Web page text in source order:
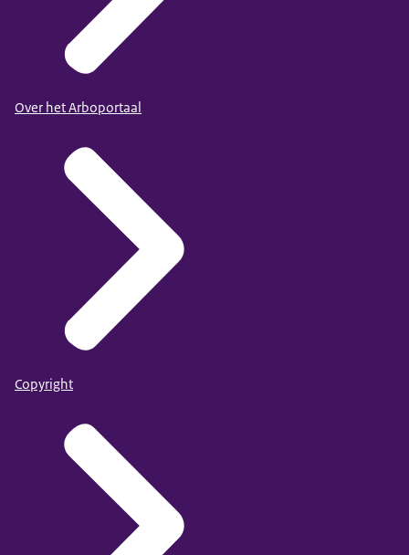
Over het Arboportaal
Copyright